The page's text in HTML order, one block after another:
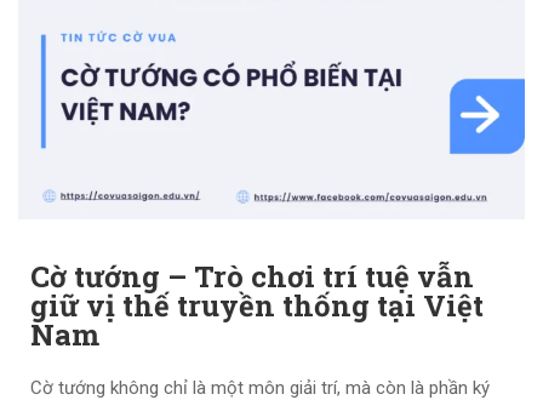
Cờ tướng – Trò chơi trí tuệ vẫn
giữ vị thế truyền thống tại Việt
Nam
Cờ tướng không chỉ là một môn giải trí, mà còn là phần ký